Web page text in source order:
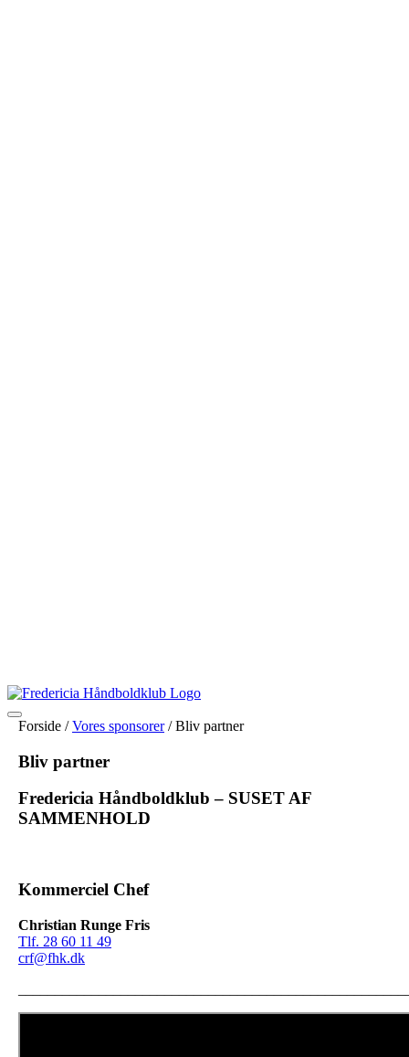
Forside /Vores sponsorer/Bliv partner
Bliv partner
Fredericia Håndboldklub – SUSET AF
SAMMENHOLD
Kommerciel Chef
Christian Runge Fris
Tlf. 28 60 11 49
crf@fhk.dk